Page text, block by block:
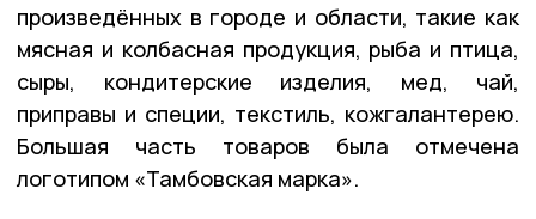
произведённых в городе и области, такие как
мясная и колбасная продукция, рыба и птица,
сыры, кондитерские изделия, мед, чай,
приправы и специи, текстиль, кожгалантерею.
Большая часть товаров была отмечена
логотипом «Тамбовская марка».